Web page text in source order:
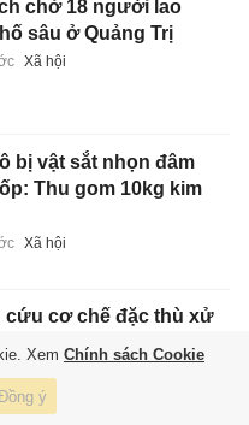
chở 18 người lao
sâu ở Quảng Trị
Xã hội
bị vật sắt nhọn đâm
Thu gom 10kg kim
Xã hội
cứu cơ chế đặc thù xử
liên quan khu vực
Xã hội
Xem Chính sách Cookie
ý